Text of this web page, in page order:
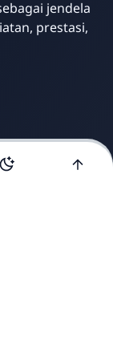
jendela
prestasi,